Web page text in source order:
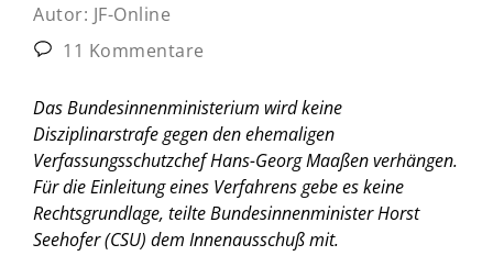
Autor: JF-Online
11 Kommentare
Das Bundesinnenministerium wird keine
Disziplinarstrafe gegen den ehemaligen
Verfassungsschutzchef Hans-Georg Maaßen verhängen.
Für die Einleitung eines Verfahrens gebe es keine
Rechtsgrundlage, teilte Bundesinnenminister Horst
Seehofer (CSU) dem Innenausschuß mit.